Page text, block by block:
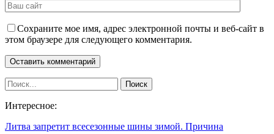
Сохраните мое имя, адрес электронной почты и веб-сайт в
этом браузере для следующего комментария.
Интересное:
Литва запретит всесезонные шины зимой. Причина